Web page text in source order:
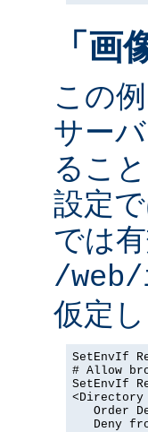
「画
この
サー
るこ
設定
では
/web/
仮定し
SetEnvIf
# Allow
SetEnvIf
<Directory
Order
Deny